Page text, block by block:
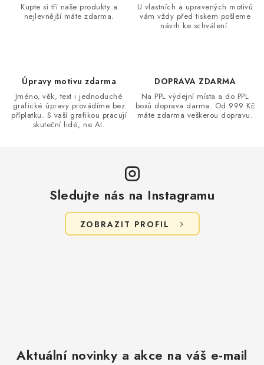
y
Kupte si tři naše produkty a
nejlevnější máte zdarma.
U vlastních a upravených motivů
vám vždy před tiskem pošleme
návrh ke schválení.
Úpravy motivu zdarma
Jméno, věk, text i jednoduché
grafické úpravy provádíme bez
příplatku. S vaší grafikou pracují
skuteční lidé, ne AI.
DOPRAVA ZDARMA
Na PPL výdejní místa a do PPL
boxů doprava darma. Od 999 Kč
máte zdarma veškerou dopravu.
Sledujte nás na Instagramu
ZOBRAZIT PROFIL
Aktuální novinky a akce na váš e-mail